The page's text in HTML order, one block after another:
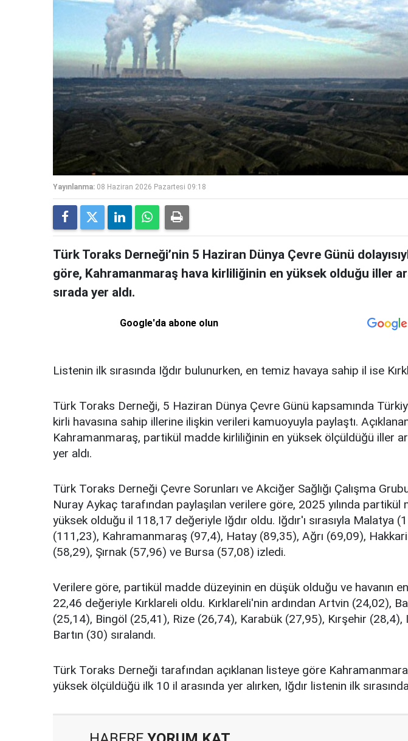
Yayınlanma: 08 Haziran 2026 Pazartesi 09:18
Türk Toraks Derneği’nin 5 Haziran Dünya Çevre Günü
göre, Kahramanmaraş hava kirliliğinin en yüksek olduğu iller
sırada yer aldı.
Google'da abone olun
Listenin ilk sırasında Iğdır bulunurken, en temiz havaya sahip il ise
Türk Toraks Derneği, 5 Haziran Dünya Çevre Günü kapsamında
kirli havasına sahip illerine ilişkin verileri kamuoyuyla paylaştı.
Kahramanmaraş, partikül madde kirliliğinin en yüksek ölçüldüğü iller
yer aldı.
Türk Toraks Derneği Çevre Sorunları ve Akciğer Sağlığı Çalışma
Nuray Aykaç tarafından paylaşılan verilere göre, 2025 yılında partikül
yüksek olduğu il 118,17 değeriyle Iğdır oldu. Iğdır'ı sırasıyla Malatya
(111,23), Kahramanmaraş (97,4), Hatay (89,35), Ağrı (69,09),
(58,29), Şırnak (57,96) ve Bursa (57,08) izledi.
Verilere göre, partikül madde düzeyinin en düşük olduğu ve havanın
22,46 değeriyle Kırklareli oldu. Kırklareli'nin ardından Artvin (24,02),
(25,14), Bingöl (25,41), Rize (26,74), Karabük (27,95), Kırşehir
Bartın (30) sıralandı.
Türk Toraks Derneği tarafından açıklanan listeye göre
yüksek ölçüldüğü ilk 10 il arasında yer alırken, Iğdır listenin ilk